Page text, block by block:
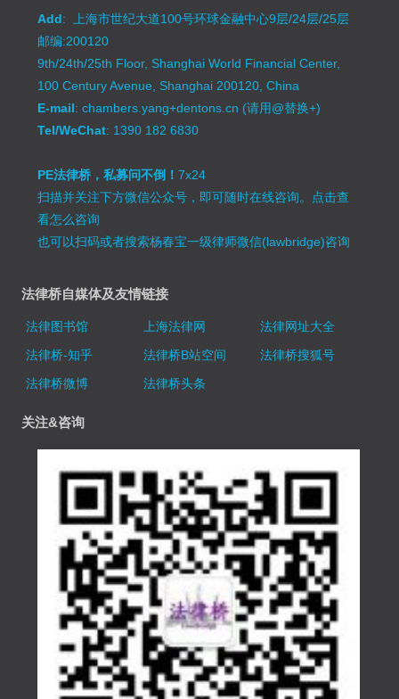
Add: 上海市世纪大道100号环球金融中心9层/24层/25层
邮编:200120
9th/24th/25th Floor, Shanghai World Financial Center,
100 Century Avenue, Shanghai 200120, China
E-mail: chambers.yang+dentons.cn (请用@替换+)
Tel/WeChat: 1390 182 6830
PE法律桥，私募问不倒！7x24
扫描并关注下方微信公众号，即可随时在线咨询。 点击查
看怎么咨询
也可以扫码或者搜索杨春宝一级律师微信(lawbridge)咨询
法律桥自媒体及友情链接
法律图书馆 上海法律网
法律网址大全
法律桥-知乎
法律桥B站空间
法律桥搜狐号
法律桥微博
法律桥头条
关注&咨询